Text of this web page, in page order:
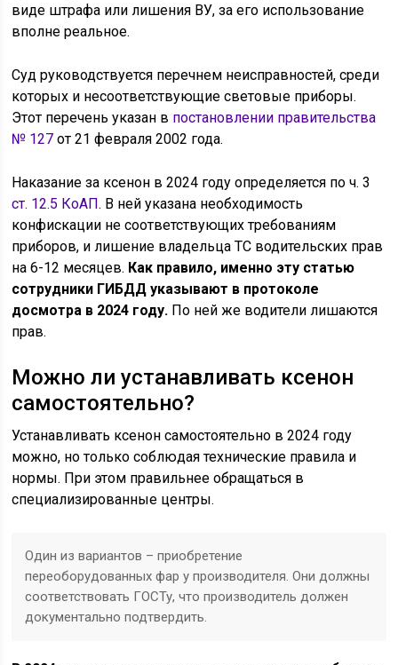
виде штрафа или лишения ВУ, за его использование
вполне реальное.
Суд руководствуется перечнем неисправностей, среди
которых и несоответствующие световые приборы.
Этот перечень указан в постановлении правительства
№ 127 от 21 февраля 2002 года.
Наказание за ксенон в 2024 году определяется по ч. 3
ст. 12.5 КоАП. В ней указана необходимость
конфискации не соответствующих требованиям
приборов, и лишение владельца ТС водительских прав
на 6-12 месяцев. Как правило, именно эту статью
сотрудники ГИБДД указывают в протоколе
досмотра в 2024 году. По ней же водители лишаются
прав.
Можно ли устанавливать ксенон
самостоятельно?
Устанавливать ксенон самостоятельно в 2024 году
можно, но только соблюдая технические правила и
нормы. При этом правильнее обращаться в
специализированные центры.
Один из вариантов – приобретение
переоборудованных фар у производителя. Они должны
соответствовать ГОСТу, что производитель должен
документально подтвердить.